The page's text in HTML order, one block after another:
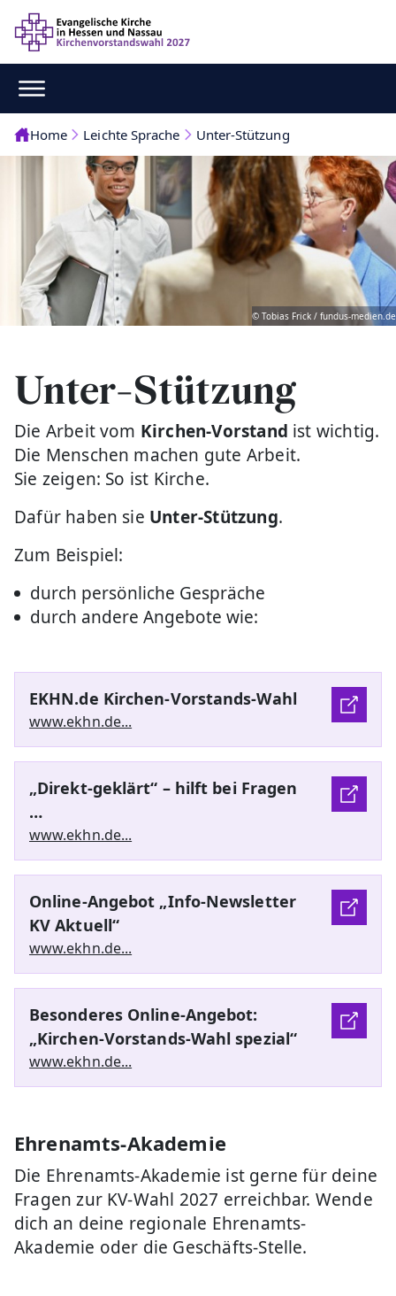
Home Leichte Sprache Unter-Stützung
© Tobias Frick / fundus-medien.de
Unter-Stützung
Die Arbeit vom Kirchen-Vorstand ist wichtig.
Die Menschen machen gute Arbeit.
Sie zeigen: So ist Kirche.
Dafür haben sie Unter-Stützung.
Zum Beispiel:
durch persönliche Gespräche
durch andere Angebote wie:
EKHN.de Kirchen-Vorstands-Wahl
www.ekhn.de...
„Direkt-geklärt“ – hilft bei Fragen
…
www.ekhn.de...
Online-Angebot „Info-Newsletter
KV Aktuell“
www.ekhn.de...
Besonderes Online-Angebot:
„Kirchen-Vorstands-Wahl spezial“
www.ekhn.de...
Ehrenamts-Akademie
Die Ehrenamts-Akademie ist gerne für deine
Fragen zur KV-Wahl 2027 erreichbar. Wende
dich an deine regionale Ehrenamts-
Akademie oder die Geschäfts-Stelle.